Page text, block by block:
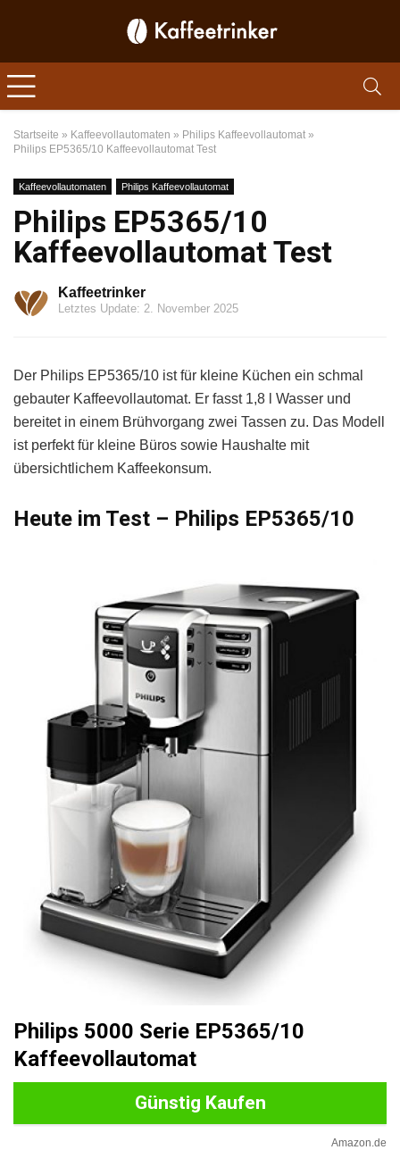
Startseite » Kaffeevollautomaten » Philips Kaffeevollautomat »
Philips EP5365/10 Kaffeevollautomat Test
Kaffeevollautomaten Philips Kaffeevollautomat
Philips EP5365/10
Kaffeevollautomat Test
Kaffeetrinker
Letztes Update: 2. November 2025
Der Philips EP5365/10 ist für kleine Küchen ein schmal
gebauter Kaffeevollautomat. Er fasst 1,8 l Wasser und
bereitet in einem Brühvorgang zwei Tassen zu. Das Modell
ist perfekt für kleine Büros sowie Haushalte mit
übersichtlichem Kaffeekonsum.
Heute im Test – Philips EP5365/10
Philips 5000 Serie EP5365/10
Kaffeevollautomat
Günstig Kaufen
Amazon.de